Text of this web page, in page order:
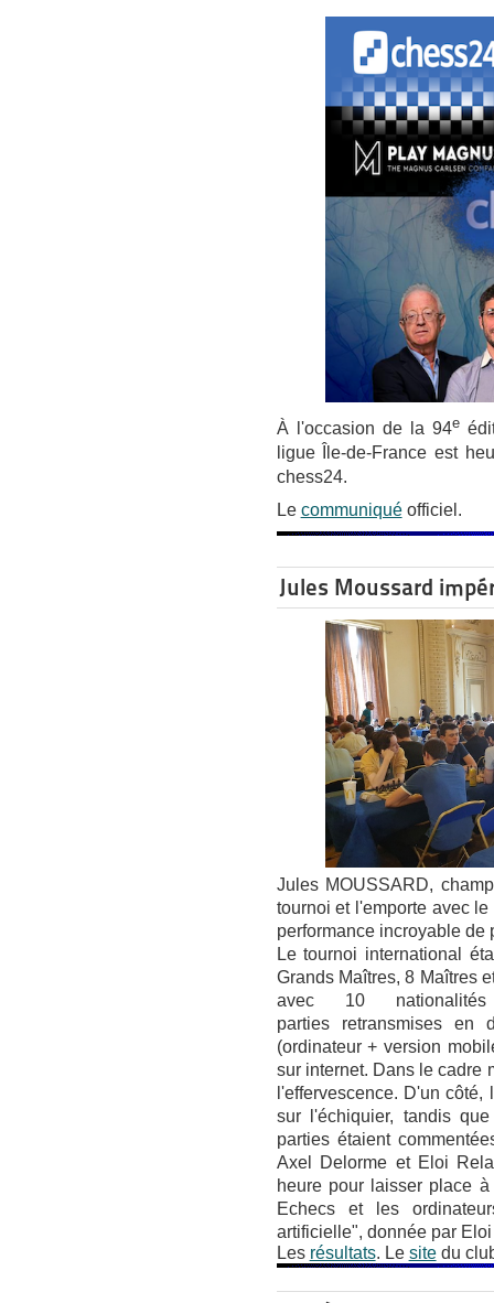
À l'occasion de la 94e
ligue Île-de-France est
chess24.
Le communiquéofficiel.
Jules Moussard
Jules MOUSSARD,
tournoi et l'emporte avec
performance incroyable de
Le tournoi international
Grands Maîtres, 8 Maîtres
avec 10
parties retransmises en
(ordinateur + version
sur internet. Dans le cadre
l'effervescence. D'un
sur l'échiquier, tandis
parties étaient
Axel Delorme et Eloi
heure pour laisser place
Echecs et les
artificielle", donnée par
Les résultats. Le sitedu